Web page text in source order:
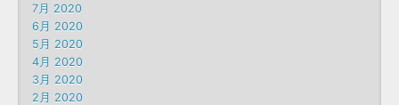
7月 2020
6月 2020
5月 2020
4月 2020
3月 2020
2月 2020